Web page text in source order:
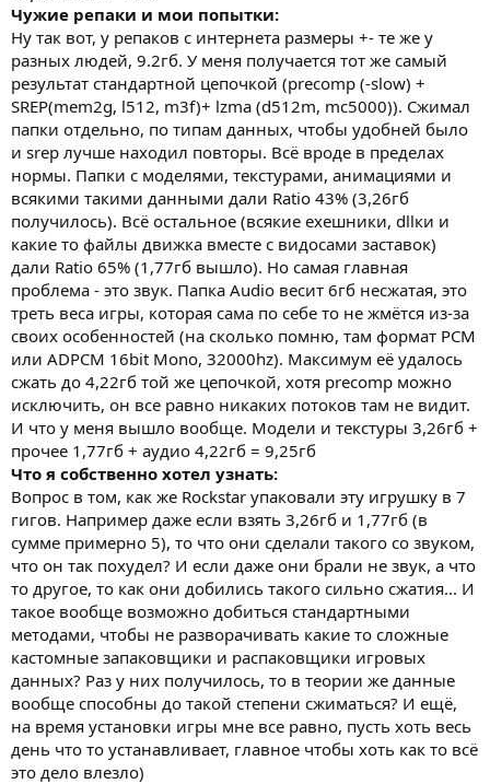
Чужие репаки и мои попытки:
Ну так вот, у репаков с интернета размеры +- те же у
разных людей, 9.2гб. У меня получается тот же самый
результат стандартной цепочкой (precomp (-slow) +
SREP(mem2g, l512, m3f)+ lzma (d512m, mc5000)). Сжимал
папки отдельно, по типам данных, чтобы удобней было
и srep лучше находил повторы. Всё вроде в пределах
нормы. Папки с моделями, текстурами, анимациями и
всякими такими данными дали Ratio 43% (3,26гб
получилось). Всё остальное (всякие exeшники, dllки и
какие то файлы движка вместе с видосами заставок)
дали Ratio 65% (1,77гб вышло). Но самая главная
проблема - это звук. Папка Audio весит 6гб несжатая, это
треть веса игры, которая сама по себе то не жмётся из-за
своих особенностей (на сколько помню, там формат PCM
или ADPCM 16bit Mono, 32000hz). Максимум её удалось
сжать до 4,22гб той же цепочкой, хотя precomp можно
исключить, он все равно никаких потоков там не видит.
И что у меня вышло вообще. Модели и текстуры 3,26гб +
прочее 1,77гб + аудио 4,22гб = 9,25гб
Что я собственно хотел узнать:
Вопрос в том, как же Rockstar упаковали эту игрушку в 7
гигов. Например даже если взять 3,26гб и 1,77гб (в
сумме примерно 5), то что они сделали такого со звуком,
что он так похудел? И если даже они брали не звук, а что
то другое, то как они добились такого сильно сжатия... И
такое вообще возможно добиться стандартными
методами, чтобы не разворачивать какие то сложные
кастомные запаковщики и распаковщики игровых
данных? Раз у них получилось, то в теории же данные
вообще способны до такой степени сжиматься? И ещё,
на время установки игры мне все равно, пусть хоть весь
день что то устанавливает, главное чтобы хоть как то всё
это дело влезло)